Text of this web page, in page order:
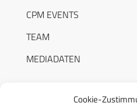
Cookie-
CPM EVENTS
TEAM
MEDIADATEN